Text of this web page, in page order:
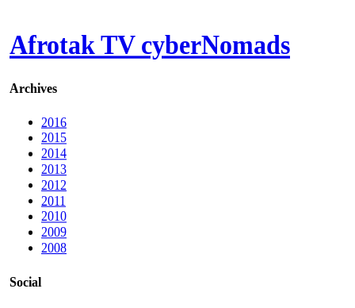
Afrotak TV cyberNomads
Archives
2016
2015
2014
2013
2012
2011
2010
2009
2008
Social